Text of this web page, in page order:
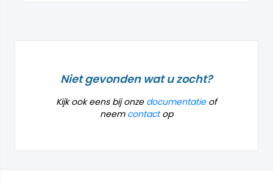
Niet gevonden wat u zocht?
Kijk ook eens bij onze documentatieof
neem contactop